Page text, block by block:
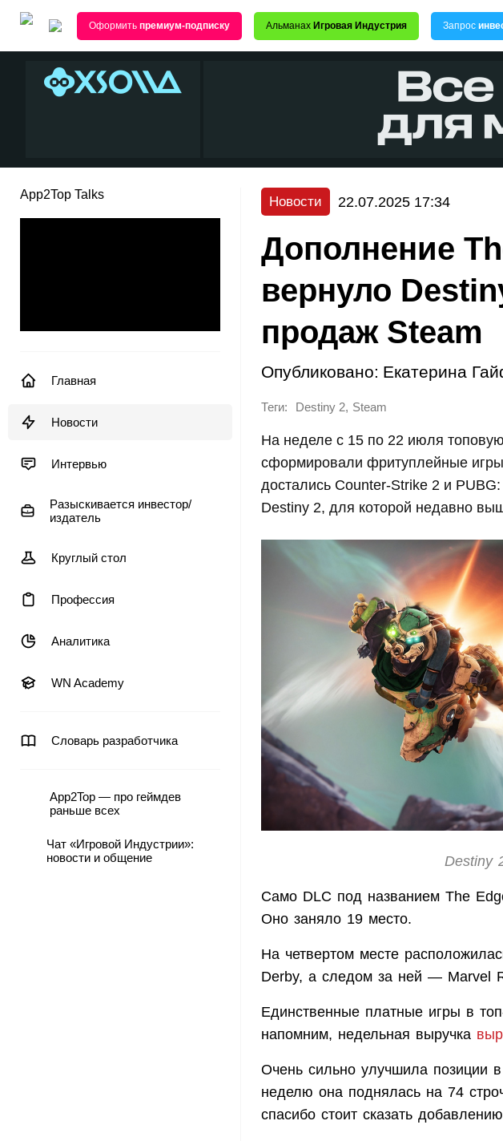
Оформить премиум-подписку Альманах Игровая Индустрия Запрос
App2Top Talks
Главная
Новости
Интервью
Разыскивается инвестор/
издатель
Круглый стол
Профессия
Аналитика
WN Academy
Словарь разработчика
App2Top — про геймдев
раньше всех
Чат «Игровой Индустрии»:
новости и общение
Новости 22.07.2025 17:34
Дополнение
вернуло
продаж Steam
Опубликовано: Екатерина
Теги: Destiny 2, Steam
На неделе с 15 по 22 июля
сформировали фритуплейные
достались Counter-Strike 2 и
Destiny 2, для которой недавно
Destiny
Само DLC под названием The
Оно заняло 19 место.
На четвертом месте
Derby, а следом за ней — Marvel
Единственные платные игры в
напомним, недельная выручка
Очень сильно улучшила позиции
неделю она поднялась на 74
спасибо стоит сказать